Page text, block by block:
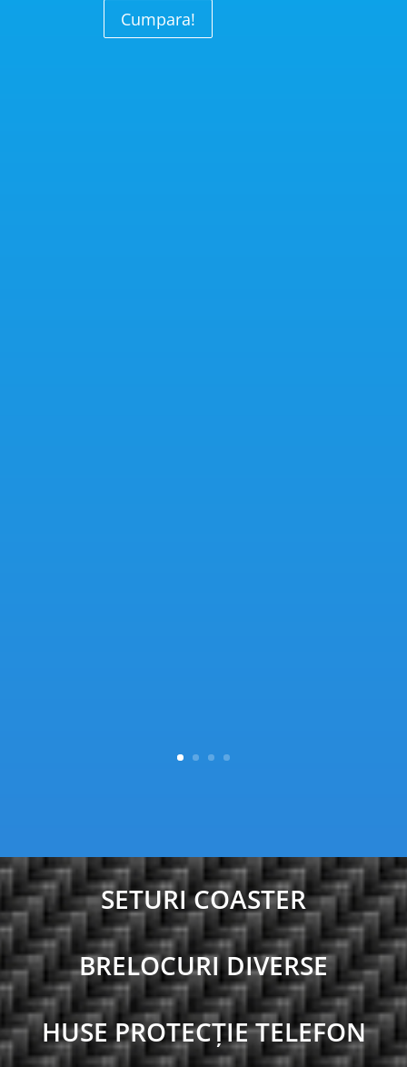
Cumpara!
SETURI COASTER
BRELOCURI DIVERSE
HUSE PROTECȚIE TELEFON